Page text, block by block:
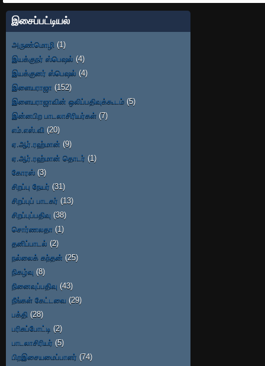
இசைப்பட்டியல்
அருண்மொழி (1)
இயக்குநர் ஸ்பெஷல் (4)
இயக்குனர் ஸ்பெஷல் (4)
இளையராஜா (152)
இளையராஜாவின் ஒலிப்பதிவுக்கூடம் (5)
இன்னபிற பாடலாசிரியர்கள் (7)
எம்.எஸ்.வி (20)
ஏ.ஆர்.ரஹ்மான் (9)
ஏ.ஆர்.ரஹ்மான் தொடர் (1)
கோரஸ் (3)
சிறப்பு நேயர் (31)
சிறப்புப் பாடகர் (13)
சிறப்புப்பதிவு (38)
சொர்ணலதா (1)
தனிப்பாடல் (2)
நல்லைக் கந்தன் (25)
நிகழ்வு (8)
நினைவுப்பதிவு (43)
நீங்கள் கேட்டவை (29)
பக்தி (28)
பரிசுப்போட்டி (2)
பாடலாசிரியர் (5)
பிறஇசையமைப்பாளர் (74)